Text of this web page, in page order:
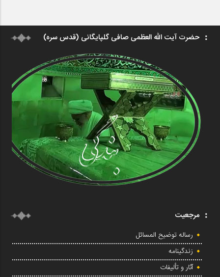
حضرت آیت الله العظمی صافی گلپایگانی (قدس سره)
مرجعیت
رساله توضیح المسائل
زندگینامه
آثار و تألیفات